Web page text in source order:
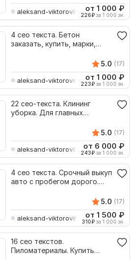
aleksand-viktorovih от 1 000 ₽
226₽ за 1 000 зн.
4 сео текста. Бетон
заказать, купить, марки,
5.0 (17)
aleksand-viktorovih от 1 000 ₽
223₽ за 1 000 зн.
22 сео-текста. Клининг
уборка. Для главных
5.0 (17)
aleksand-viktorovih от 6 000 ₽
243₽ за 1 000 зн.
4 сео текста. Срочный выкуп
авто с пробегом дорого.
5.0 (17)
aleksand-viktorovih от 1 500 ₽
310₽ за 1 000 зн.
16 сео текстов.
Пиломатериалы. Купить